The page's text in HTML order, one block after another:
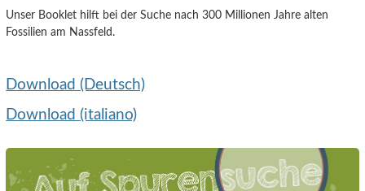
Unser Booklet hilft bei der Suche nach 300 Millionen Jahre alten
Fossilien am Nassfeld.
Download (Deutsch)
Download (italiano)